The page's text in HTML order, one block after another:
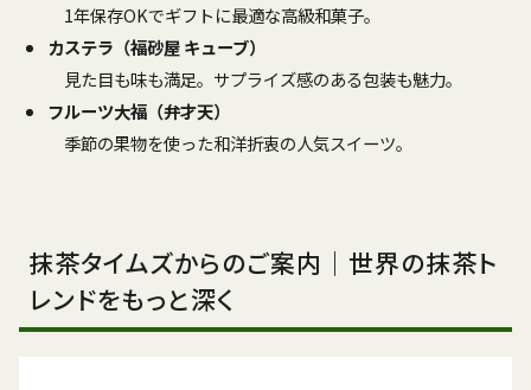
1年保存OKでギフトに最適な高級和菓子。
カステラ（福砂屋 キューブ）
見た目も味も満足。サプライズ感のある包装も魅力。
フルーツ大福（弁才天）
季節の果物を使った和洋折衷の人気スイーツ。
抹茶タイムズからのご案内｜世界の抹茶ト
レンドをもっと深く